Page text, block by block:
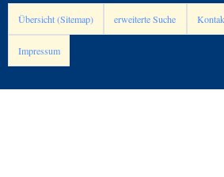
Übersicht (Sitemap) erweiterte Suche
Impressum